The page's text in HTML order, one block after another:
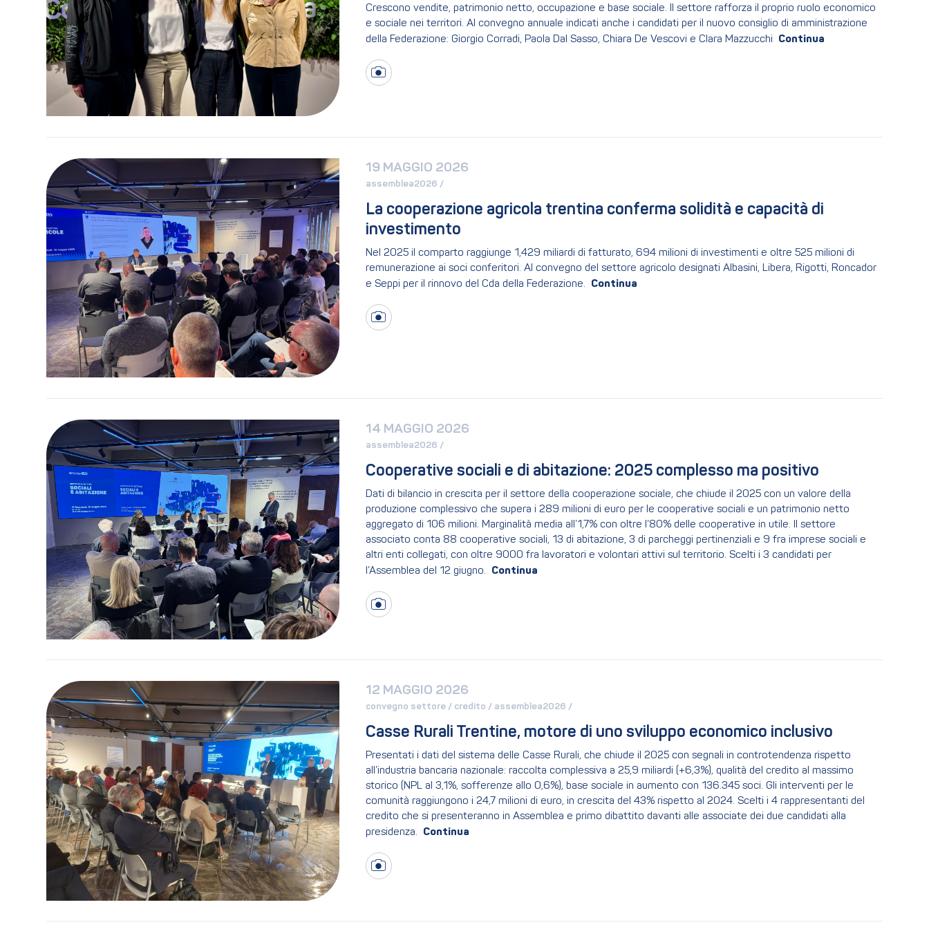
Crescono vendite, patrimonio netto, occupazione e base sociale. Il settore rafforza il proprio ruolo economico
e sociale nei territori. Al convegno annuale indicati anche i candidati per il nuovo consiglio di amministrazione
della Federazione: Giorgio Corradi, Paola Dal Sasso, Chiara De Vescovi e Clara Mazzucchi
19 MAGGIO 2026
assemblea2026 /
La cooperazione agricola trentina conferma solidità e capacità di
investimento
Nel 2025 il comparto raggiunge 1,429 miliardi di fatturato, 694 milioni di investimenti e oltre 525 milioni di
remunerazione ai soci conferitori. Al convegno del settore agricolo designati Albasini, Libera, Rigotti, Roncador
e Seppi per il rinnovo del Cda della Federazione.
14 MAGGIO 2026
assemblea2026 /
Cooperative sociali e di abitazione: 2025 complesso ma positivo
Dati di bilancio in crescita per il settore della cooperazione sociale, che chiude il 2025 con un valore della
produzione complessivo che supera i 289 milioni di euro per le cooperative sociali e un patrimonio netto
aggregato di 106 milioni. Marginalità media all’1,7% con oltre l’80% delle cooperative in utile. Il settore
associato conta 88 cooperative sociali, 13 di abitazione, 3 di parcheggi pertinenziali e 9 fra imprese sociali e
altri enti collegati, con oltre 9000 fra lavoratori e volontari attivi sul territorio. Scelti i 3 candidati per
l’Assemblea del 12 giugno.
12 MAGGIO 2026
convegno settore / credito / assemblea2026 /
Casse Rurali Trentine, motore di uno sviluppo economico inclusivo
Presentati i dati del sistema delle Casse Rurali, che chiude il 2025 con segnali in controtendenza rispetto
all’industria bancaria nazionale: raccolta complessiva a 25,9 miliardi (+6,3%), qualità del credito al massimo
storico (NPL al 3,1%, sofferenze allo 0,6%), base sociale in aumento con 136.345 soci. Gli interventi per le
comunità raggiungono i 24,7 milioni di euro, in crescita del 43% rispetto al 2024. Scelti i 4 rappresentanti del
credito che si presenteranno in Assemblea e primo dibattito davanti alle associate dei due candidati alla
presidenza.